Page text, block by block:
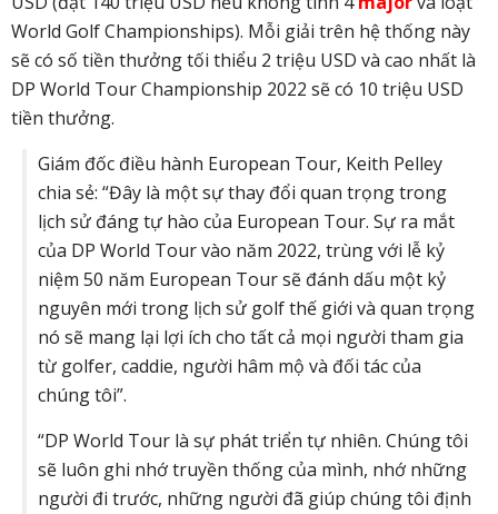
World Golf Championships). Mỗi giải trên hệ thống này
sẽ có số tiền thưởng tối thiểu 2 triệu USD và cao nhất là
DP World Tour Championship 2022 sẽ có 10 triệu USD
tiền thưởng.
Giám đốc điều hành European Tour, Keith Pelley
chia sẻ: “Đây là một sự thay đổi quan trọng trong
lịch sử đáng tự hào của European Tour. Sự ra mắt
của DP World Tour vào năm 2022, trùng với lễ kỷ
niệm 50 năm European Tour sẽ đánh dấu một kỷ
nguyên mới trong lịch sử golf thế giới và quan trọng
nó sẽ mang lại lợi ích cho tất cả mọi người tham gia
từ golfer, caddie, người hâm mộ và đối tác của
chúng tôi”.
“DP World Tour là sự phát triển tự nhiên. Chúng tôi
sẽ luôn ghi nhớ truyền thống của mình, nhớ những
người đi trước, những người đã giúp chúng tôi định